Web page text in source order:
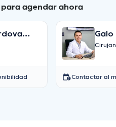
agendar ahora
Galo
Contactar al